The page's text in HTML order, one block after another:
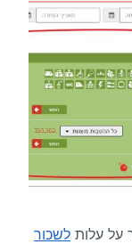
על עלות לשכור